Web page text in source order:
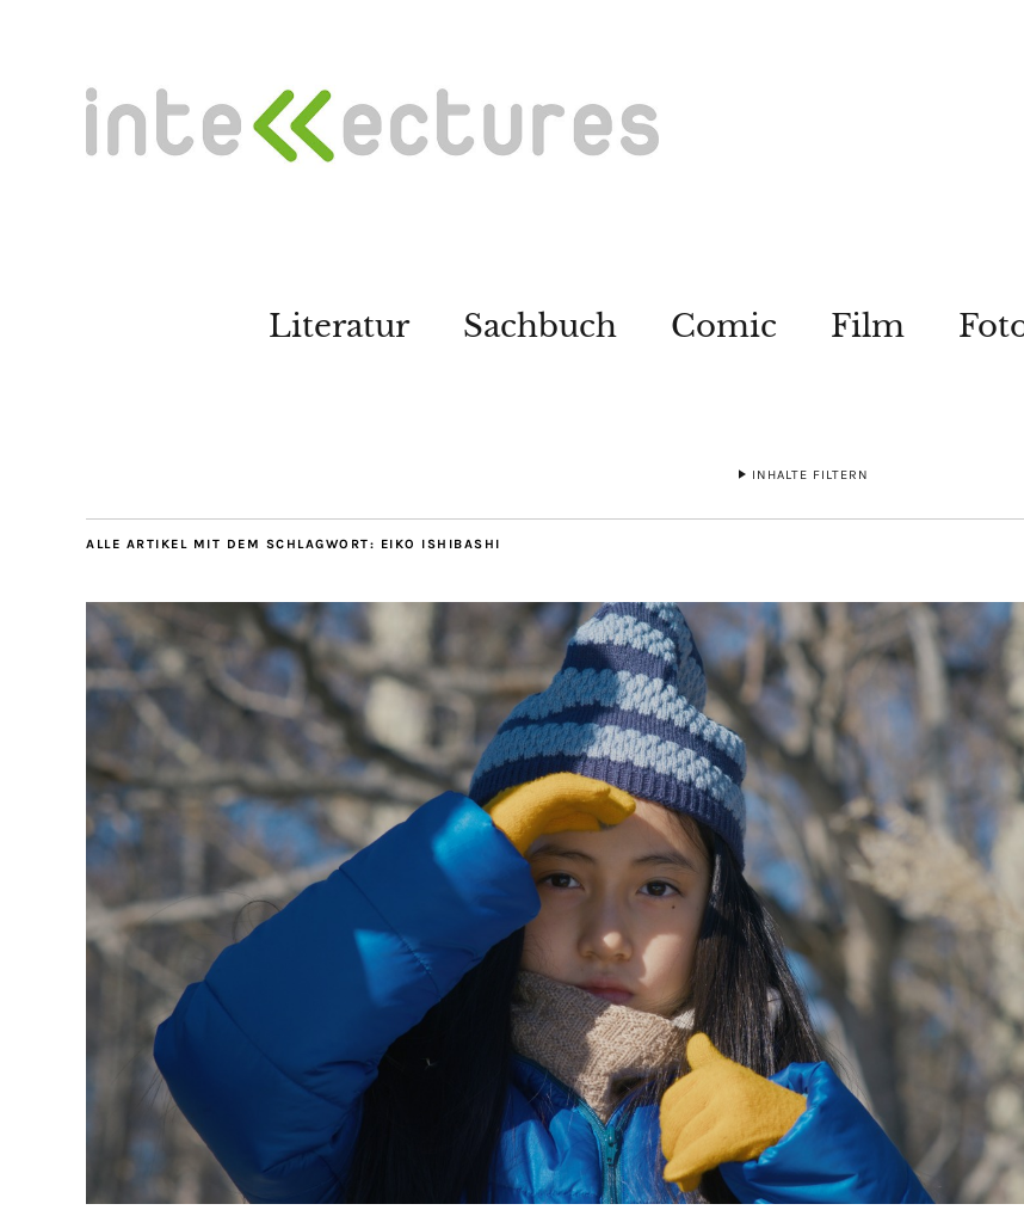
Literatur Sachbuch Comic Film
INHALTE FILTERN
ALLE ARTIKEL MIT DEM SCHLAGWORT: EIKO ISHIBASHI